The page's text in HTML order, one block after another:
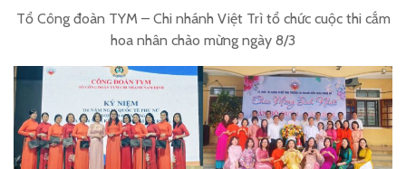
Tổ Công đoàn TYM – Chi nhánh Việt Trì tổ chức cuộc thi cắm
hoa nhân chào mừng ngày 8/3